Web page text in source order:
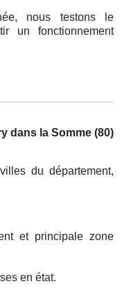
nous testons le
un fonctionnement
dans la Somme (80)
du département,
et principale zone
en état.